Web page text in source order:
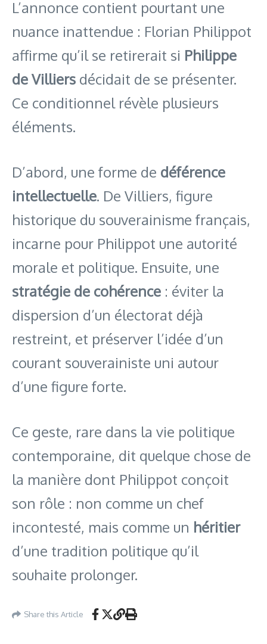
L’annonce contient pourtant une
nuance inattendue : Florian Philippot
affirme qu’il se retirerait si Philippe
de Villiers décidait de se présenter.
Ce conditionnel révèle plusieurs
éléments.
D’abord, une forme de déférence
intellectuelle. De Villiers, figure
historique du souverainisme français,
incarne pour Philippot une autorité
morale et politique. Ensuite, une
stratégie de cohérence : éviter la
dispersion d’un électorat déjà
restreint, et préserver l’idée d’un
courant souverainiste uni autour
d’une figure forte.
Ce geste, rare dans la vie politique
contemporaine, dit quelque chose de
la manière dont Philippot conçoit
son rôle : non comme un chef
incontesté, mais comme un héritier
d’une tradition politique qu’il
souhaite prolonger.
Share this Article